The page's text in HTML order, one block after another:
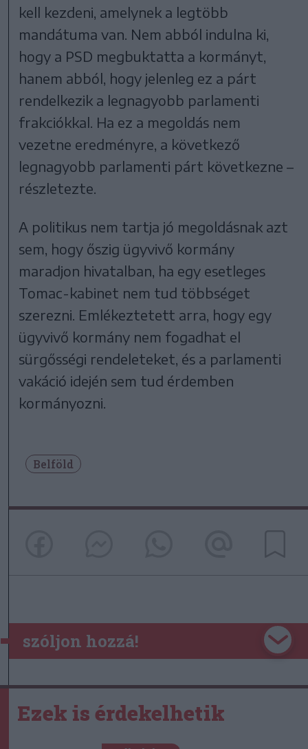
kell kezdeni, amelynek a legtöbb
mandátuma van. Nem abból indulna ki,
hogy a PSD megbuktatta a kormányt,
hanem abból, hogy jelenleg ez a párt
rendelkezik a legnagyobb parlamenti
frakciókkal. Ha ez a megoldás nem
vezetne eredményre, a következő
legnagyobb parlamenti párt következne –
részletezte.
A politikus nem tartja jó megoldásnak azt
sem, hogy őszig ügyvivő kormány
maradjon hivatalban, ha egy esetleges
Tomac-kabinet nem tud többséget
szerezni. Emlékeztetett arra, hogy egy
ügyvivő kormány nem fogadhat el
sürgősségi rendeleteket, és a parlamenti
vakáció idején sem tud érdemben
kormányozni.
Belföld
szóljon hozzá!
Ezek is érdekelhetik